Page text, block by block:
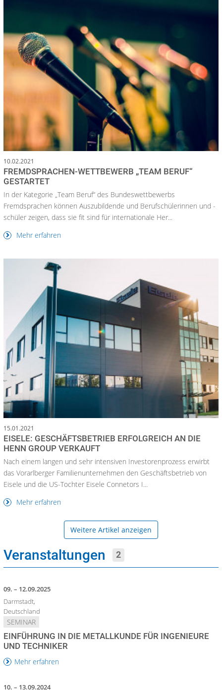
10.02.2021
FREMDSPRACHEN-WETTBEWERB „TEAM BERUF“
GESTARTET
In der Kategorie „Team Beruf“ des Bundeswettbewerbs
Fremdsprachen können Auszubildende und Berufschülerinnen und -
schüler zeigen, dass sie fit sind für internationale Her...
Mehr erfahren
15.01.2021
EISELE: GESCHÄFTSBETRIEB ERFOLGREICH AN DIE
HENN GROUP VERKAUFT
Nach einem langen und sehr intensiven Investorenprozess erwirbt
das Vorarlberger Familienunternehmen den Geschäftsbetrieb von
Eisele und die US-Tochter Eisele Connetors I...
Mehr erfahren
Weitere Artikel anzeigen
Veranstaltungen 2
09. – 12.09.2025
Darmstadt,
Deutschland
SEMINAR
EINFÜHRUNG IN DIE METALLKUNDE FÜR INGENIEURE
UND TECHNIKER
Mehr erfahren
10. – 13.09.2024